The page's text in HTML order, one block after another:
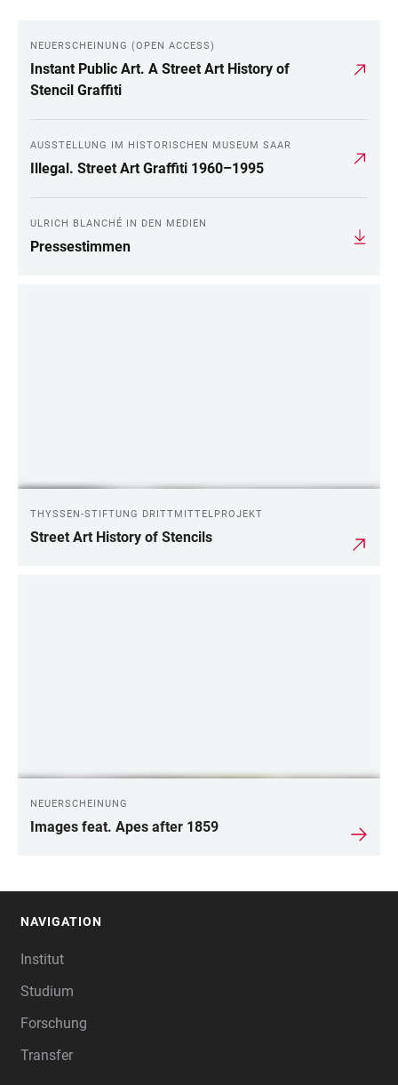
NEUERSCHEINUNG (OPEN ACCESS)
Instant Public Art. A Street Art History of
Stencil Graffiti
AUSSTELLUNG IM HISTORISCHEN MUSEUM SAAR
Illegal. Street Art Graffiti 1960–1995
ULRICH BLANCHÉ IN DEN MEDIEN
Pressestimmen
THYSSEN-STIFTUNG DRITTMITTELPROJEKT
Street Art History of Stencils
NEUERSCHEINUNG
Images feat. Apes after 1859
NAVIGATION
Institut
Studium
Forschung
Transfer